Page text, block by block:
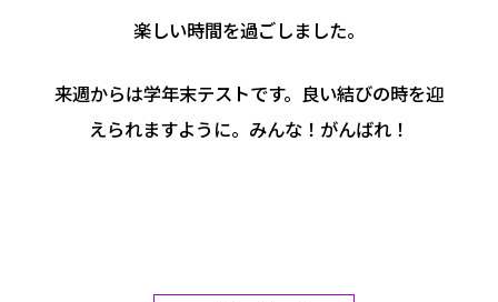
楽しい時間を過ごしました。
来週からは学年末テストです。良い結びの時を迎
えられますように。みんな！がんばれ！